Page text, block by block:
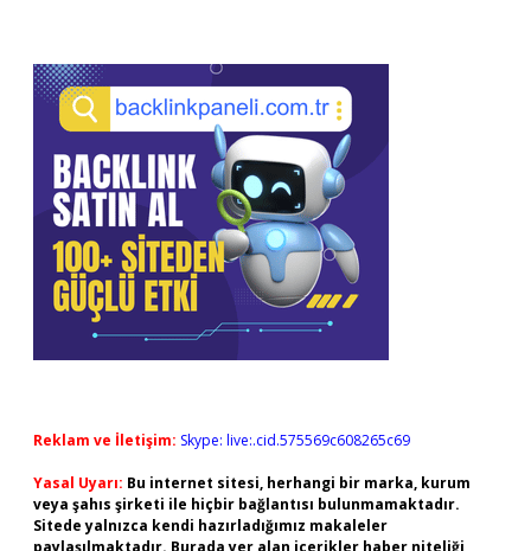
Reklam ve İletişim: Skype: live:.cid.575569c608265c69
Yasal Uyarı: Bu internet sitesi, herhangi bir marka, kurum
veya şahıs şirketi ile hiçbir bağlantısı bulunmamaktadır.
Sitede yalnızca kendi hazırladığımız makaleler
paylaşılmaktadır. Burada yer alan içerikler haber niteliği